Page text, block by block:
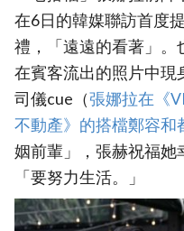
在6日的韓媒聯訪首度
禮，「遠遠的看著」。
在賓客流出的照片中現
司儀cue（張娜拉在《
不動產》的搭檔鄭容和
姻前輩」，張赫祝福她
「要努力生活。」